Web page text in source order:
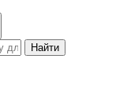
Найти